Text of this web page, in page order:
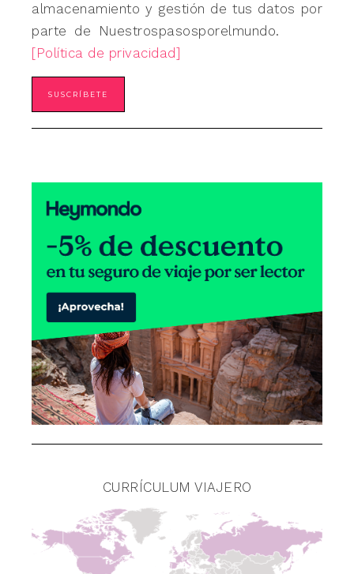
almacenamiento y gestión de tus datos por
parte de Nuestrospasosporelmundo.
[Política de privacidad]
CURRÍCULUM VIAJERO